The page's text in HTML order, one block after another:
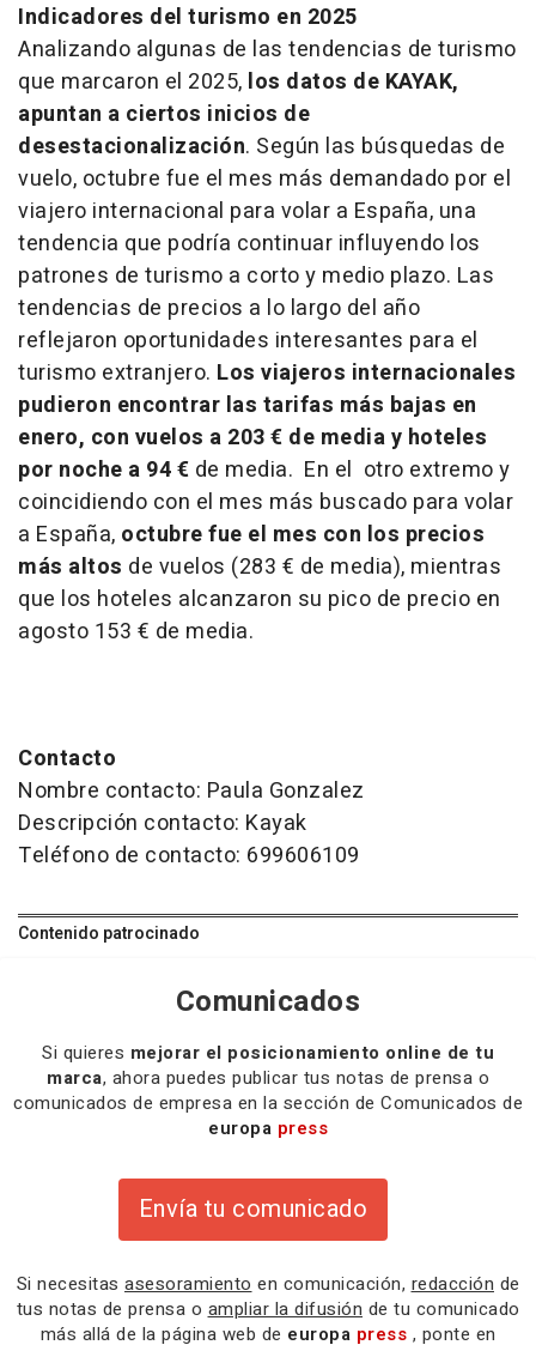
Indicadores del turismo en 2025
Analizando algunas de las tendencias de turismo
que marcaron el 2025, los datos de KAYAK,
apuntan a ciertos inicios de
desestacionalización. Según las búsquedas de
vuelo, octubre fue el mes más demandado por el
viajero internacional para volar a España, una
tendencia que podría continuar influyendo los
patrones de turismo a corto y medio plazo. Las
tendencias de precios a lo largo del año
reflejaron oportunidades interesantes para el
turismo extranjero. Los viajeros internacionales
pudieron encontrar las tarifas más bajas en
enero, con vuelos a 203 € de media y hoteles
por noche a 94 € de media. En el otro extremo y
coincidiendo con el mes más buscado para volar
a España, octubre fue el mes con los precios
más altos de vuelos (283 € de media), mientras
que los hoteles alcanzaron su pico de precio en
agosto 153 € de media.
Contacto
Nombre contacto: Paula Gonzalez
Descripción contacto: Kayak
Teléfono de contacto: 699606109
Contenido patrocinado
Comunicados
Si quieres mejorar el posicionamiento online de tu
marca, ahora puedes publicar tus notas de prensa o
comunicados de empresa en la sección de Comunicados de
europa press
Envía tu comunicado
Si necesitas asesoramiento en comunicación, redacción de
tus notas de prensa o ampliar la difusión de tu comunicado
más allá de la página web de europa press , ponte en